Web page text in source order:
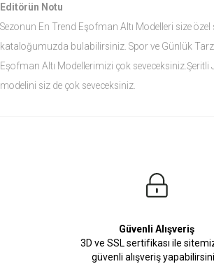
Editörün Notu
Sezonun En Trend Eşofman Altı Modelleri size özel
kataloğumuzda bulabilirsiniz. Spor ve Günlük
Eşofman Altı Modellerimizi çok
modelini siz de çok seveceksiniz.
Manken Bedenleri Üst Grup M, Alt Grup 33
Güvenli Alışveriş
3D ve SSL sertifikası ile
güvenli alışveriş